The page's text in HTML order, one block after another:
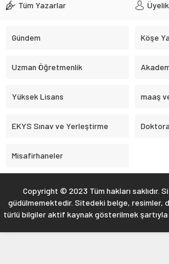
Düzce’de Anaokulunun Çevre Bilinci
BAKAN TEKİN, ŞEHİT ÖĞRETMEN
Tüm Yazarlar Üyelik
Gündem Köşe
Uzman Öğretmenlik
Yüksek Lisans maaş
EKYS Sınav ve Yerleştirme Doktora
Misafirhaneler
Copyright © 2023 Tüm hakları saklıdır.
güdülmemektedir. Sitedeki belge, resimler,
türlü bilgiler aktif kaynak gösterilmek şartıyla